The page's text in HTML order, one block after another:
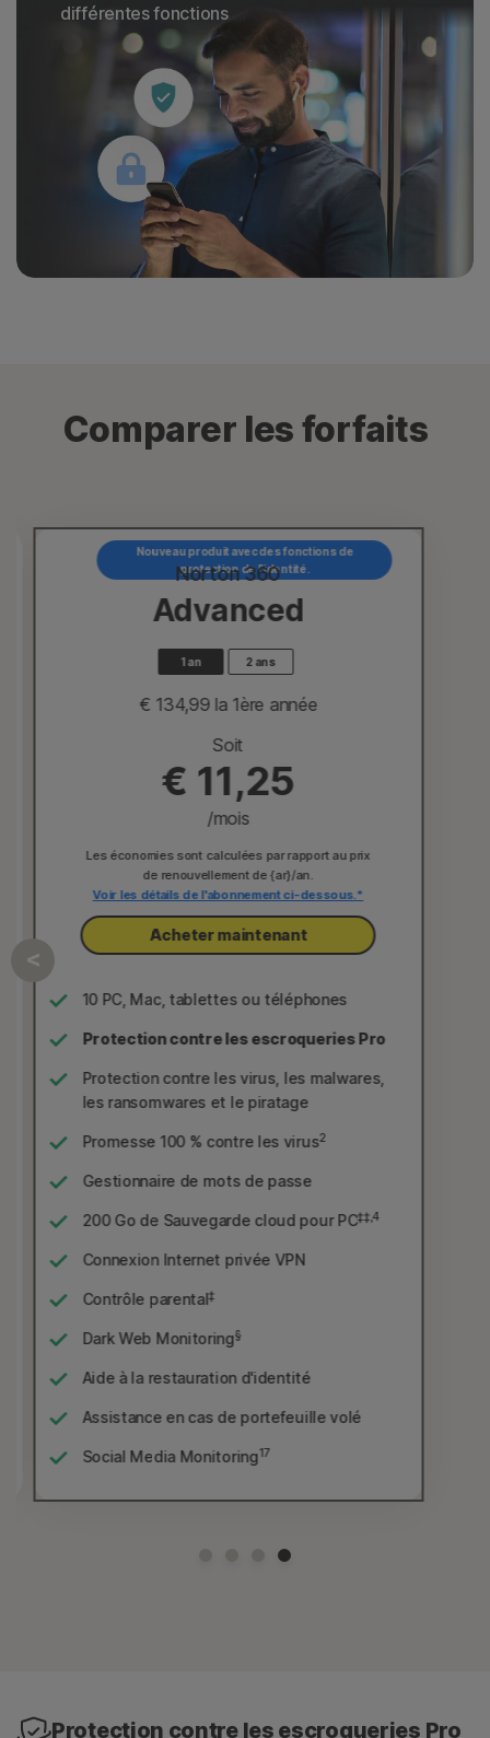
différentes fonctions
Comparer les forfaits
Nouveau produit avec des fonctions de
protection de l'identité.
Norton 360
Advanced
1 an 2 ans
€ 134,99 la 1ère année
Soit
€ 11,25
/mois
Les économies sont calculées par rapport au prix
de renouvellement de {ar}/an.
Voir les détails de l'abonnement ci-dessous.*
Acheter maintenant
10 PC, Mac, tablettes ou téléphones
Protection contre les escroqueries Pro
Protection contre les virus, les malwares,
les ransomwares et le piratage
Promesse 100 % contre les virus2
Gestionnaire de mots de passe
200 Go de Sauvegarde cloud pour PC‡‡,4
Connexion Internet privée VPN
Contrôle parental‡
Dark Web Monitoring§
Aide à la restauration d'identité
Assistance en cas de portefeuille volé
Social Media Monitoring17
Protection contre les escroqueries Pro